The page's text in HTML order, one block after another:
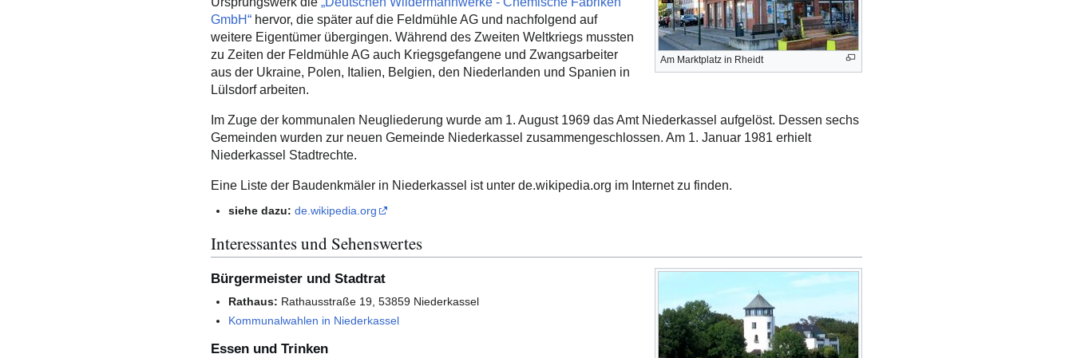
Am Marktplatz in Rheidt
GmbH“ hervor, die später auf die Feldmühle AG und nachfolgend auf
weitere Eigentümer übergingen. Während des Zweiten Weltkriegs mussten
zu Zeiten der Feldmühle AG auch Kriegsgefangene und Zwangsarbeiter
aus der Ukraine, Polen, Italien, Belgien, den Niederlanden und Spanien in
Lülsdorf arbeiten.
Im Zuge der kommunalen Neugliederung wurde am 1. August 1969 das Amt Niederkassel aufgelöst. Dessen sechs
Gemeinden wurden zur neuen Gemeinde Niederkassel zusammengeschlossen. Am 1. Januar 1981 erhielt
Niederkassel Stadtrechte.
Eine Liste der Baudenkmäler in Niederkassel ist unter de.wikipedia.org im Internet zu finden.
siehe dazu: de.wikipedia.org
Interessantes und Sehenswertes
Bürgermeister und Stadtrat
Rathaus: Rathausstraße 19, 53859 Niederkassel
Kommunalwahlen in Niederkassel
Essen und Trinken